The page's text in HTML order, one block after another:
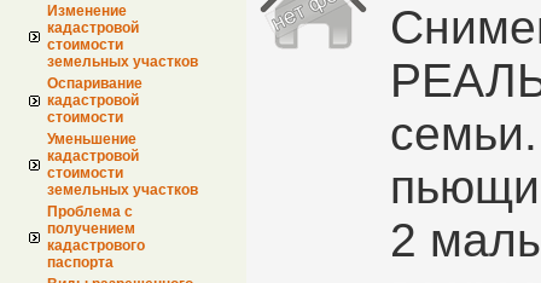
Изменение
кадастровой
стоимости
земельных участков
Оспаривание
кадастровой
стоимости
Уменьшение
кадастровой
стоимости
земельных участков
Проблема с
получением
кадастрового
паспорта
2